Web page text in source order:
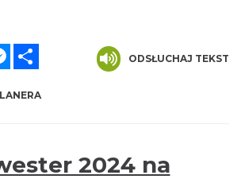
Messenger
ODSŁUCHAJ TEKST
2024 na